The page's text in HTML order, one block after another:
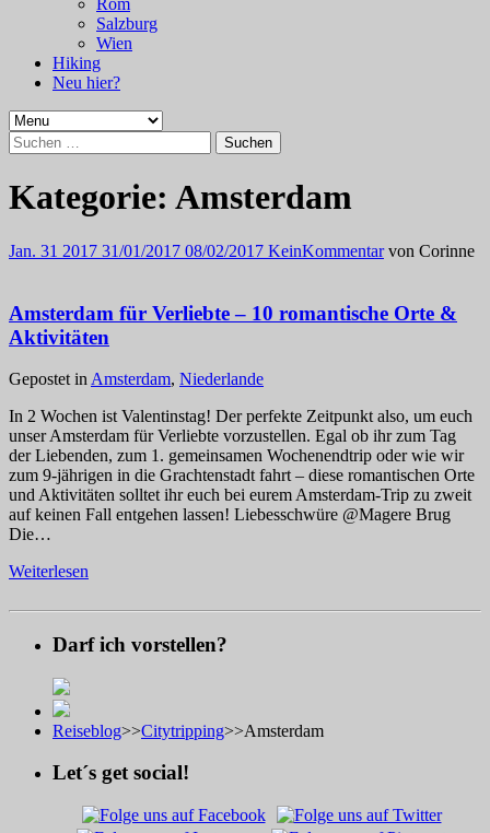
Rom
Salzburg
Wien
Hiking
Neu hier?
Suchen
nach:
Kategorie: Amsterdam
Jan. 31 2017 31/01/2017 08/02/2017 KeinKommentar von Corinne
Amsterdam für Verliebte – 10 romantische Orte &
Aktivitäten
Gepostet in Amsterdam, Niederlande
In 2 Wochen ist Valentinstag! Der perfekte Zeitpunkt also, um euch
unser Amsterdam für Verliebte vorzustellen. Egal ob ihr zum Tag
der Liebenden, zum 1. gemeinsamen Wochenendtrip oder wie wir
zum 9-jährigen in die Grachtenstadt fahrt – diese romantischen Orte
und Aktivitäten solltet ihr euch bei eurem Amsterdam-Trip zu zweit
auf keinen Fall entgehen lassen! Liebesschwüre @Magere Brug
Die…
Weiterlesen
Darf ich vorstellen?
Reiseblog>>Citytripping>>Amsterdam
Let´s get social!